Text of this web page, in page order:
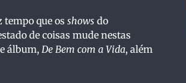
tempo que osshows do
de coisas mude nestas
álbum, De Bem com a Vida, além